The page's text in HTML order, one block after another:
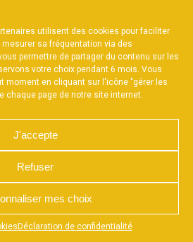
utilisent des cookies pour faciliter
sa fréquentation via des
permettre de partager du contenu sur les
votre choix pendant 6 mois. Vous
moment en cliquant sur l'icône "gérer les
chaque page de notre site internet.
J'accepte
Refuser
mes choix
Déclaration de confidentialité
en bas de votre
L’AGENCE WEB A3WEB